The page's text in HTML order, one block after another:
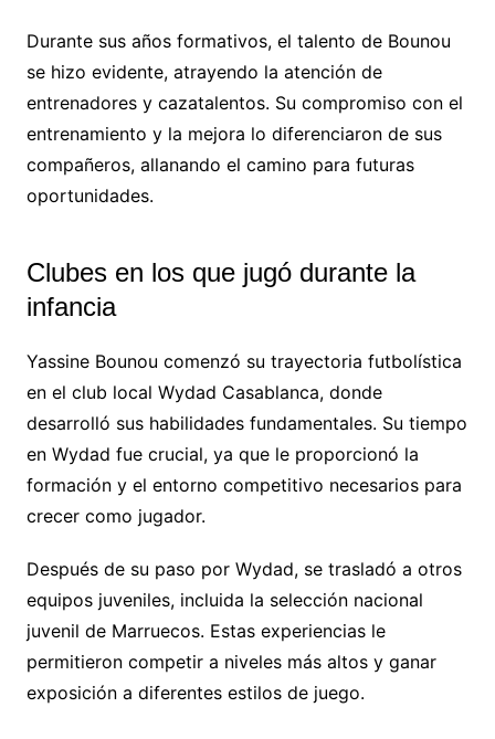
Durante sus años formativos, el talento de Bounou
se hizo evidente, atrayendo la atención de
entrenadores y cazatalentos. Su compromiso con el
entrenamiento y la mejora lo diferenciaron de sus
compañeros, allanando el camino para futuras
oportunidades.
Clubes en los que jugó durante la
infancia
Yassine Bounou comenzó su trayectoria futbolística
en el club local Wydad Casablanca, donde
desarrolló sus habilidades fundamentales. Su tiempo
en Wydad fue crucial, ya que le proporcionó la
formación y el entorno competitivo necesarios para
crecer como jugador.
Después de su paso por Wydad, se trasladó a otros
equipos juveniles, incluida la selección nacional
juvenil de Marruecos. Estas experiencias le
permitieron competir a niveles más altos y ganar
exposición a diferentes estilos de juego.